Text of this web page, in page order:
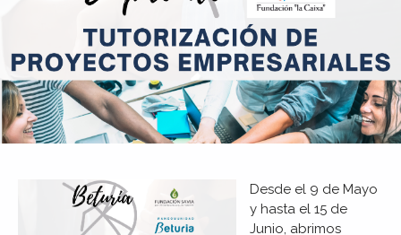
Desde el 9 de Mayo
y hasta el 15 de
Junio, abrimos